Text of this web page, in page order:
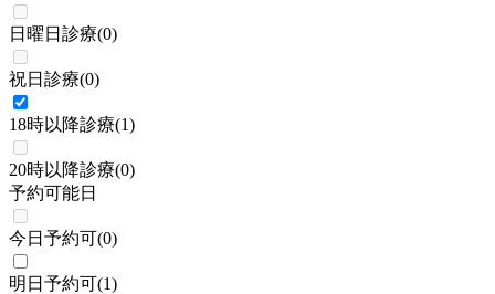
日曜日診療(0)
祝日診療(0)
18時以降診療(1)
20時以降診療(0)
予約可能日
今日予約可(0)
明日予約可(1)